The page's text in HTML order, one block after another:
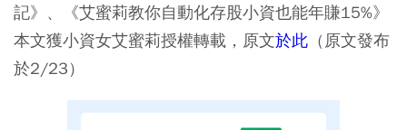
記》、《艾蜜莉教你自動化存股小資也能年賺15%》
本文獲小資女艾蜜莉授權轉載，原文於此 （原文發布
於2/23）